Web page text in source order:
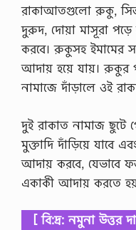
রাকাআতগুলো রুকু,
দুরুদ, দোয়া মাসূরা
করবে। রুকুসহ ইমামের
আদায় হয়ে যায়। রুকুর
নামাজে দাঁড়ালে ওই
দুই রাকাত নামাজ ছুটে
মুক্তাদি দাঁড়িয়ে যাবে
আদায় করবে, যেভাবে
একাকী আদায় করতে
[ বি:দ্র: নমুনা উত্তর